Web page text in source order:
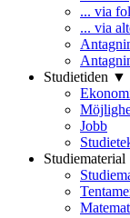
... via
... via
Studietiden ▼
Jobb